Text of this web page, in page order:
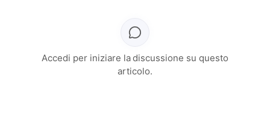
Accedi per iniziare la discussione su questo
articolo.